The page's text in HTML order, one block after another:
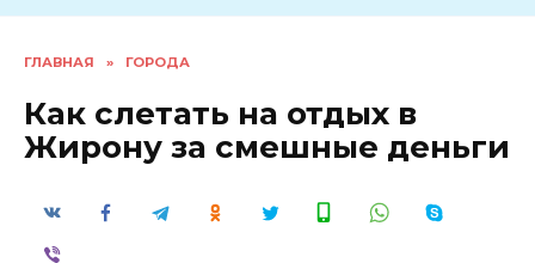
ГЛАВНАЯ » ГОРОДА
Как слетать на отдых в
Жирону за смешные деньги